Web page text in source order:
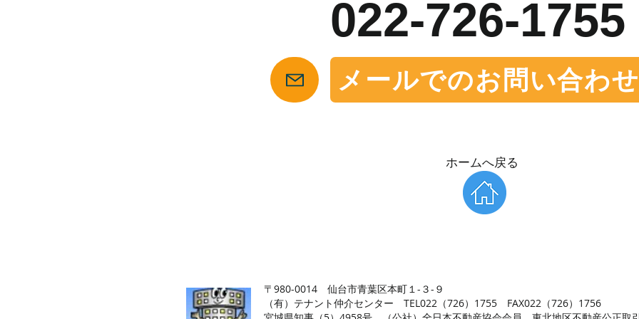
022-726-1755
メールでのお問い合わせ
​ホームへ戻る
〒980-0014 仙台市青葉区本町１-３-９
（有）テナント仲介センター TEL022（726）1755 FAX022（726）1756